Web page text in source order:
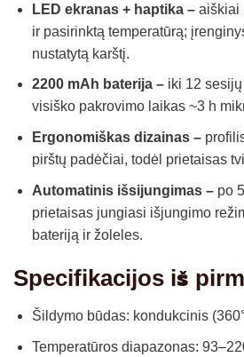
LED ekranas + haptika –aiškiai
ir pasirinktą temperatūrą;
nustatytą karštį.
2200 mAh baterija –iki 12 sesijų
visiško pakrovimo laikas ~3 h
Ergonomiškas dizainas –
pirštų padėčiai, todėl prietaisas
Automatinis išsijungimas –po
prietaisas jungiasi išjungimo
bateriją ir žoleles.
Specifikacijos iš
Šildymo būdas: kondukcinis
Temperatūros diapazonas: